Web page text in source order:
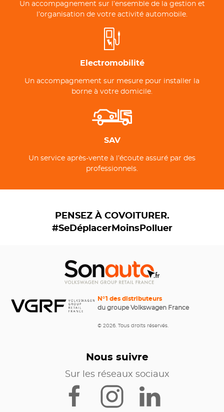
Un accompagnement sur l’ensemble de la gestion et
l’organisation de votre activité automobile.
Electromobilité
Un accompagnement sur mesure pour installer la
borne à votre domicile.
SAV
Un service après-vente à l’écoute assuré par des
professionnels.
PENSEZ À COVOITURER.
#SeDéplacerMoinsPolluer
N°1 des distributeurs
du groupe Volkswagen France
© 2026. Tous droits réservés.
Nous suivre
Sur les réseaux sociaux